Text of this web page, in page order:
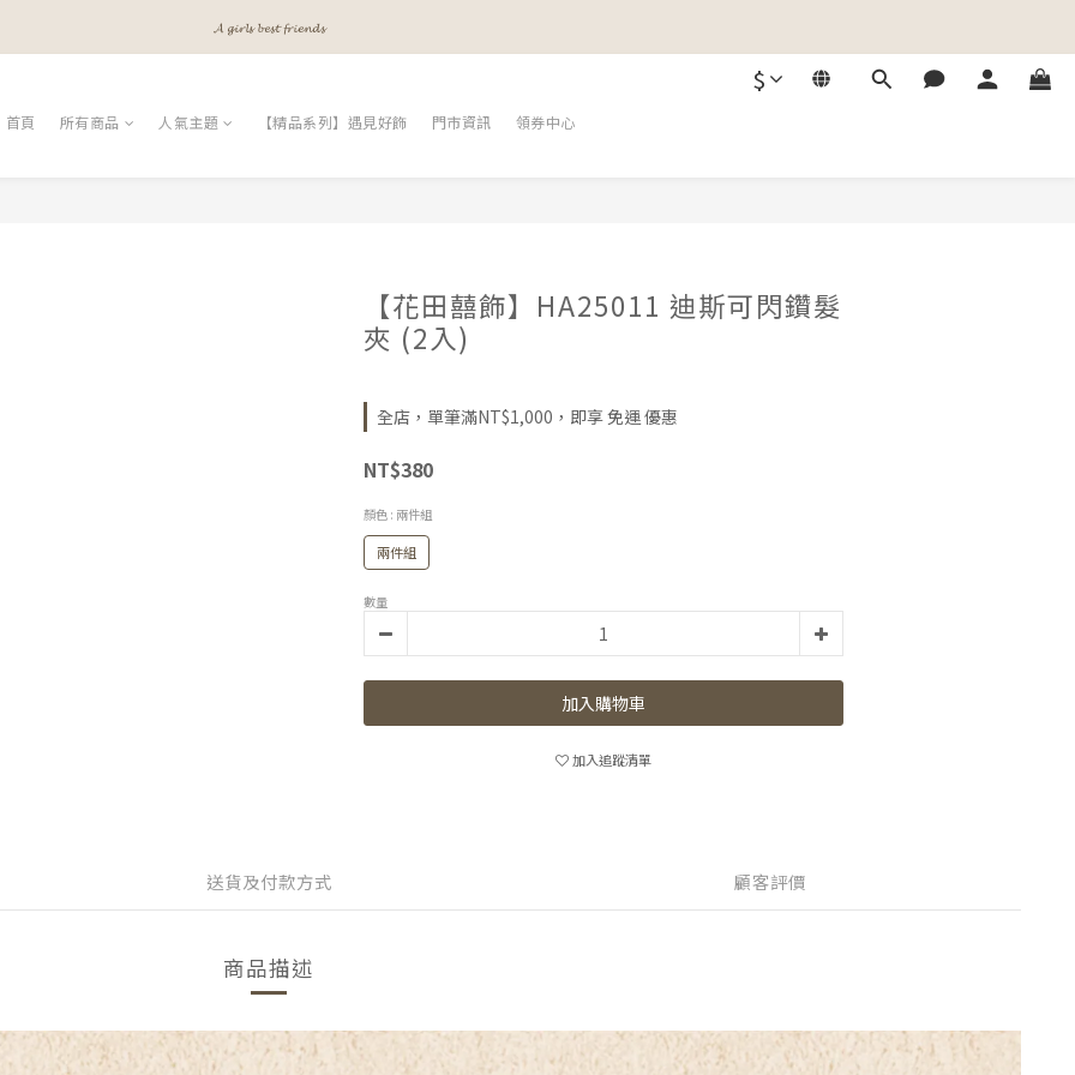
𝓐 𝓰𝓲𝓻𝓵𝓼 𝓫𝓮𝓼𝓽 𝓯𝓻𝓲𝓮𝓷𝓭𝓼
𝓜𝓮𝓮𝓽 𝔂𝓸𝓾𝓻 𝓫𝓮𝓪𝓾𝓽𝔂
$
首頁 所有商品 人氣主題 【精品系列】遇見好飾 門市資訊 領券中心
【花田囍飾】HA25011 迪斯可閃鑽髮
夾 (2入)
全店，單筆滿NT$1,000，即享 免運 優惠
NT$380
顏色 : 兩件組
兩件組
數量
加入購物車
加入追蹤清單
送貨及付款方式 顧客評價
商品描述